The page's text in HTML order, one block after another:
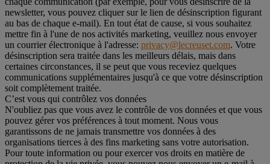
newsletter, vous pouvez cliquer sur le lien de désinscription figurant
au bas de chaque e-mail). En tout état de cause, si vous souhaitez
mettre fin à l'une de nos activités marketing, veuillez nous envoyer
un courrier électronique à l'adresse: privacy@lecreuset.com. Votre
désinscription sera traitée dans les meilleurs délais, mais dans
certaines circonstances, il se peut que vous receviez quelques
communications supplémentaires jusqu'à ce que votre désinscription
soit complètement traitée.
C’est vous qui contrôlez vos données
N'oubliez pas que vous avez le contrôle de vos données et que vous
pouvez gérer vos préférences à tout moment. Nous vous
garantissons de ne jamais transmettre vos données à des
organisations tierces à des fins marketing sans votre autorisation.
Pour toute information ou pour exercer vos droits en matière de